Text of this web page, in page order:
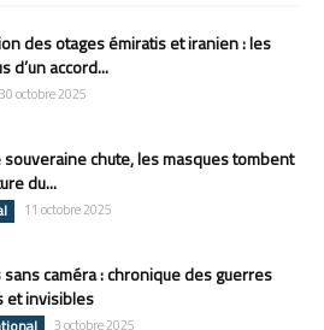
des otages émiratis et iranien : les
d’un accord...
30 octobre 2025
souveraine chute, les masques tombent
du...
11 octobre 2025
sans caméra : chronique des guerres
et invisibles
3 octobre 2025